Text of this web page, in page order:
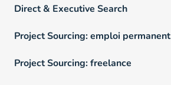
Direct & Executive Search
Project Sourcing: emploi permanent
Project Sourcing: freelance